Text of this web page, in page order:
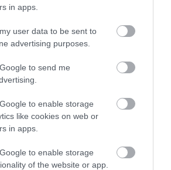
in apps.
user data to be sent to
advertising purposes.
to send me
to enable storage
like cookies on web or
in apps.
to enable storage
of the website or app.